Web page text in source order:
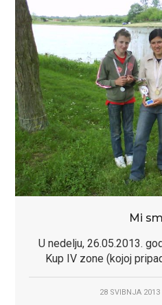
Mi
U nedelju, 26.05.2013.
Kup IV zone (kojoj
28 SVIBNJA 2013